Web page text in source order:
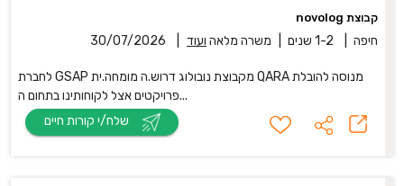
קבוצת novolog
חיפה 1-2 שנים משרה מלאה ועוד 30/07/2026
לחברת GSAP מקבוצת נובולוג דרוש.ה מומחה.ית QARA מנוסה להובלת
פרויקטים אצל לקוחותינו בתחום ה...